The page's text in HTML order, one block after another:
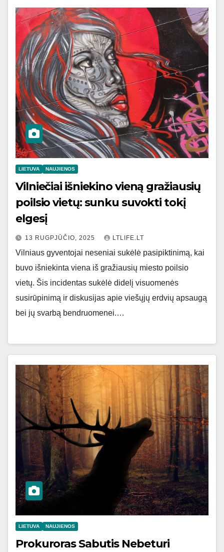
LIETUVA NAUJIENOS
Vilniečiai išniekino vieną gražiausių
poilsio vietų: sunku suvokti tokį
elgesį
13 RUGPJŪČIO, 2025 LTLIFE.LT
Vilniaus gyventojai neseniai sukėlė pasipiktinimą, kai
buvo išniekinta viena iš gražiausių miesto poilsio
vietų. Šis incidentas sukėlė didelį visuomenės
susirūpinimą ir diskusijas apie viešųjų erdvių apsaugą
bei jų svarbą bendruomenei.…
LIETUVA NAUJIENOS
Prokuroras Sabutis Nebeturi